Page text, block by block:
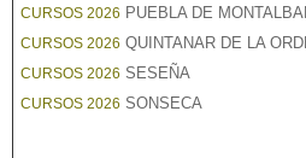
CURSOS 2026 PUEBLA DE
CURSOS 2026 QUINTANAR DE LA
CURSOS 2026 SESEÑA
CURSOS 2026 SONSECA